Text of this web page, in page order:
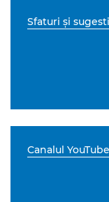
Sfaturi şi
Canalul